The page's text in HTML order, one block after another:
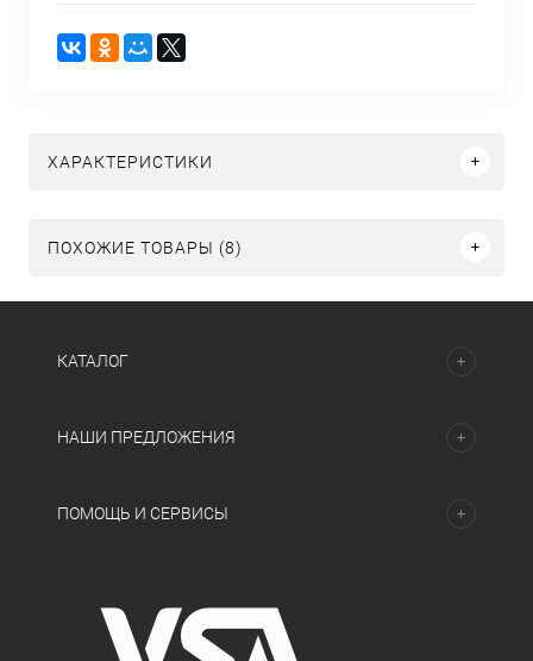
ХАРАКТЕРИСТИКИ
ПОХОЖИЕ ТОВАРЫ (8)
КАТАЛОГ
НАШИ ПРЕДЛОЖЕНИЯ
ПОМОЩЬ И СЕРВИСЫ